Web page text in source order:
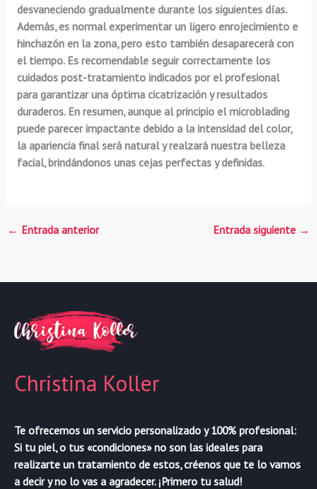
desvaneciendo gradualmentedurante los siguientes días.
Además, es normal experimentar un ligero enrojecimiento e
hinchazón en la zona, pero esto también desaparecerá con
el tiempo. Es recomendable seguir correctamente los
cuidados post-tratamientoindicados por el profesional
para garantizar una óptima cicatrización y resultados
duraderos. En resumen, aunque al principio el microblading
puede parecer impactante debido a la intensidad del color,
la apariencia final será natural y realzará nuestra belleza
facial, brindándonos unas cejas perfectas y definidas.
← Entrada anterior Entrada siguiente →
Christina Koller
Te ofrecemos un servicio personalizado y 100% profesional:
Si tu piel, o tus «condiciones» no son las ideales para
realizarte un tratamiento de estos, créenos que te lo vamos
a decir y no lo vas a agradecer. ¡Primero tu salud!